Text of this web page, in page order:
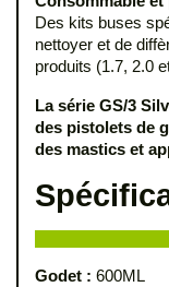
Des kits buses
nettoyer et de
produits (1.7, 2.0
La série GS/3
des pistolets de
des mastics et
Godet : 600ML